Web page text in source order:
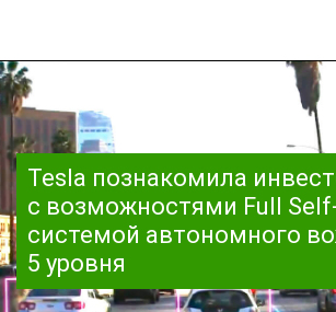
Tesla познакомила
с возможностями Full
системой автономного
5 уровня